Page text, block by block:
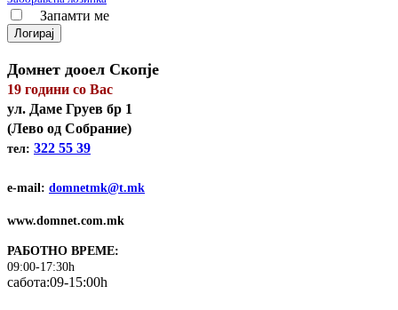
Запамти ме
Логирај
Домнет дооел Скопје
19 години со Вас
ул. Даме Груев бр 1
(Лeво од Собрание)
тел: 322 55 39
e-mail: domnetmk@t.mk
www.domnet.com.mk
РАБОТНО ВРЕМЕ:
09:00-17:30h
сабота:09-15:00h